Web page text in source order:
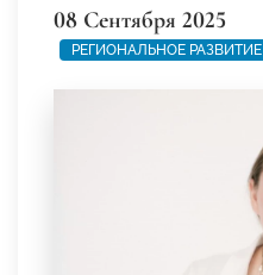
08 Сентября 2025
РЕГИОНАЛЬНОЕ РАЗВИТИЕ